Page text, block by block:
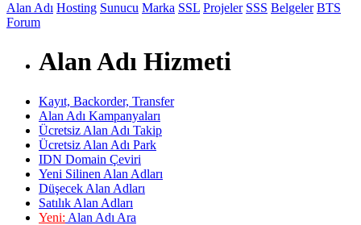
Alan Adı Hosting Sunucu Marka SSL Projeler SSS Belgeler BTS
Forum
Alan Adı Hizmeti
Kayıt, Backorder, Transfer
Alan Adı Kampanyaları
Ücretsiz Alan Adı Takip
Ücretsiz Alan Adı Park
IDN Domain Çeviri
Yeni Silinen Alan Adları
Düşecek Alan Adları
Satılık Alan Adları
Yeni: Alan Adı Ara